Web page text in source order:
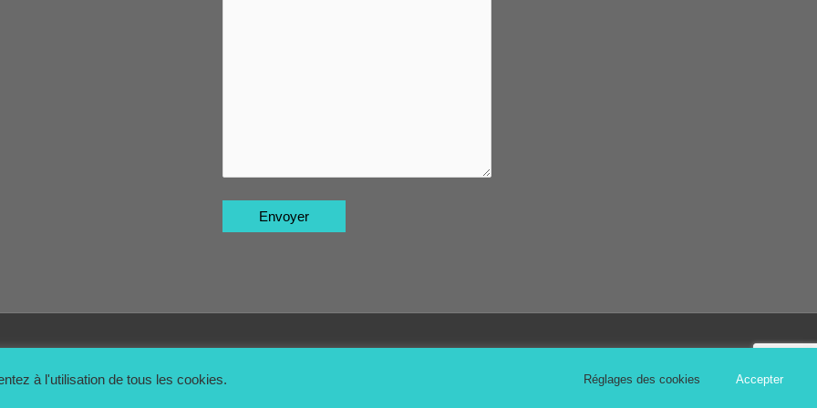
à l'utilisation de tous les cookies. Réglages des cookies Accepter